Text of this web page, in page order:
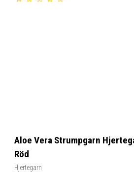
Aloe Vera Strumpgarn
Röd
Hjertegarn